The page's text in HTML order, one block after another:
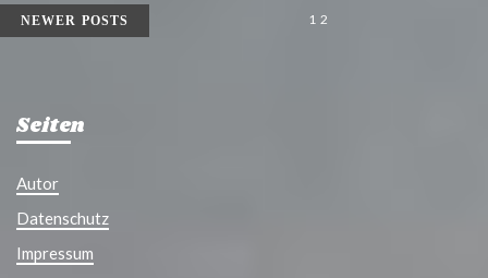
SEITENNUMMERIERUNG
NEWER POSTS 1 2
Seiten
Autor
Datenschutz
Impressum